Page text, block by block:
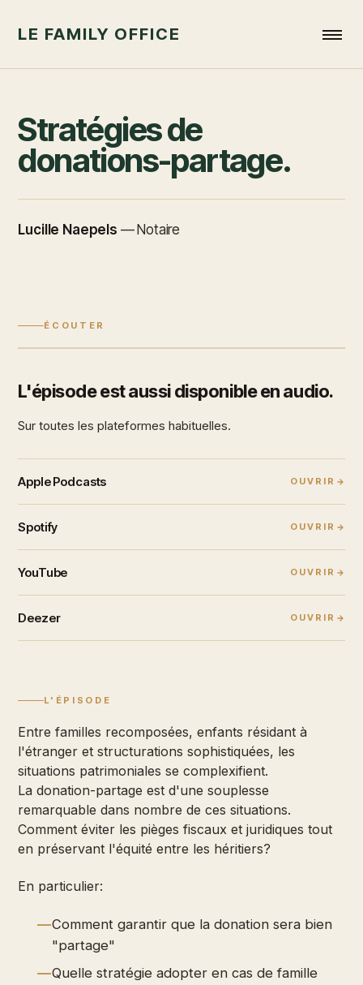
LE FAMILY OFFICE
Stratégies de
donations-partage.
Lucille Naepels — Notaire
ÉCOUTER
L'épisode est aussi disponible en audio.
Sur toutes les plateformes habituelles.
Apple Podcasts OUVRIR
Spotify OUVRIR
YouTube OUVRIR
Deezer OUVRIR
L'ÉPISODE
Entre familles recomposées, enfants résidant à
l'étranger et structurations sophistiquées, les
situations patrimoniales se complexifient.
La donation-partage est d'une souplesse
remarquable dans nombre de ces situations.
Comment éviter les pièges fiscaux et juridiques tout
en préservant l'équité entre les héritiers?
En particulier:
Comment garantir que la donation sera bien
"partage"
Quelle stratégie adopter en cas de famille